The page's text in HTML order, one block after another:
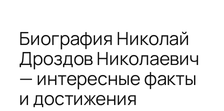
Биография Николай
Дроздов Николаевич
— интересные факты
и достижения